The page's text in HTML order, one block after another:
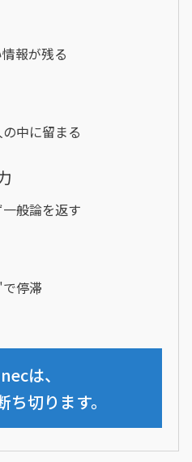
報が残る
中に留まる
般論を返す
停滞
は、
ち切ります。